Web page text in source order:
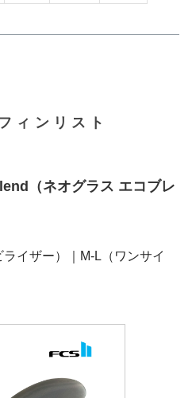
ィンリスト
（ネオグラス エコブレ
イザー）｜M-L（ワンサイ